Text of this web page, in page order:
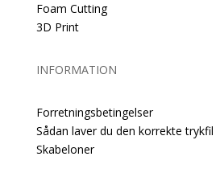
Foam Cutting
3D Print
INFORMATION
Forretningsbetingelser
Sådan laver du den korrekte trykfil
Skabeloner